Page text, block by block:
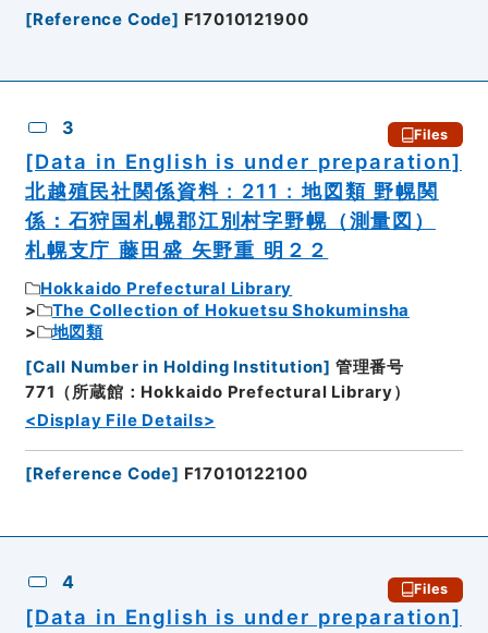
[Reference Code] F17010121900
3 Files
[Data in English is under preparation]
北越殖民社関係資料 : 211 : 地図類 野幌関
係：石狩国札幌郡江別村字野幌（測量図）
札幌支庁 藤田盛 矢野重 明２２
Hokkaido Prefectural Library
The Collection of Hokuetsu Shokuminsha
地図類
[Call Number in Holding Institution] 管理番号
771（所蔵館：Hokkaido Prefectural Library）
<Display File Details>
[Reference Code] F17010122100
4 Files
[Data in English is under preparation]